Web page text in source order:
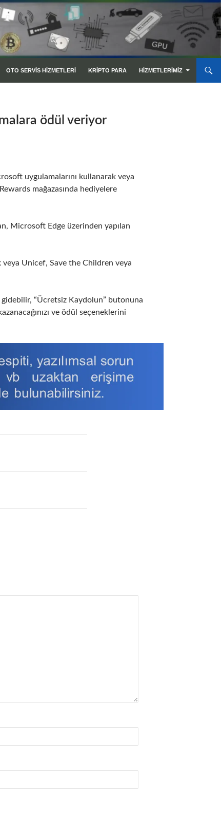
OTO SERVIS HIZMETLERI KRIPTO PARA HIZMETLERIMIZ
ödül veriyor
uygulamalarını kullanarak veya
mağazasında hediyelere
Microsoft Edge üzerinden yapılan
Unicef, Save the Children veya
gidebilir, “Ücretsiz Kaydolun” butonuna
ve ödül seçeneklerini